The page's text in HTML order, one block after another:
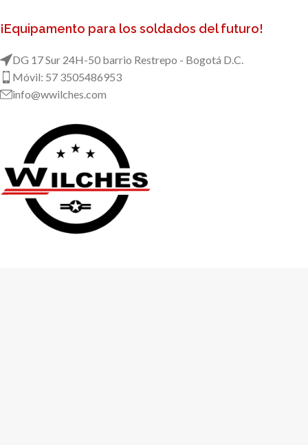
¡Equipamento para los soldados del futuro!
DG 17 Sur 24H-50 barrio Restrepo - Bogotá D.C.
Móvil: 57 3505486953
info@wwilches.com